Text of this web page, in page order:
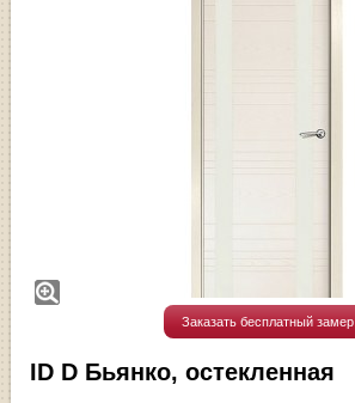
Заказать бесплатный замер
ID D Бьянко, остекленная